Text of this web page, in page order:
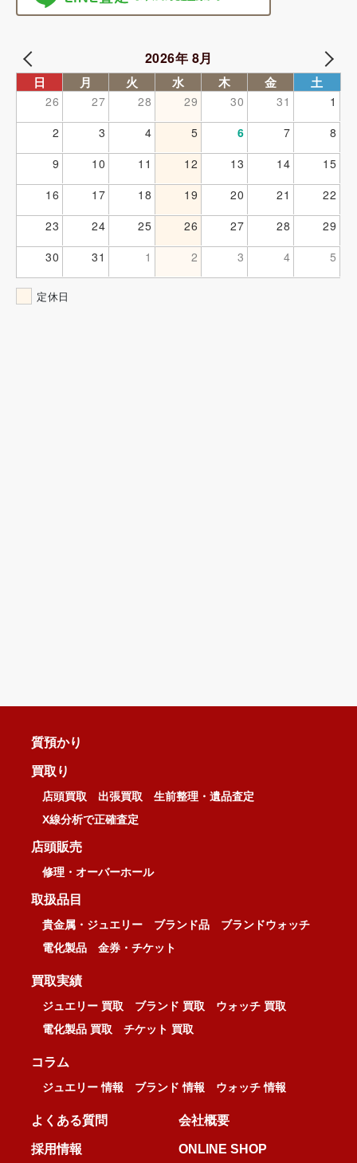
2026年 8月
日 月 火 水 木 金 土
26 27 28 29 30 31
1
2
3 4 5 6 7
8
9
10 11 12 13 14
15
16
17 18 19 20 21
22
23
24 25 26 27 28
29
30
31 1 2 3 4 5
定休日
質預かり
買取り
店頭買取 出張買取
生前整理・遺品査定
X線分析で正確査定
店頭販売
修理・オーバーホール
取扱品目
貴金属・ジュエリー ブランド品
ブランドウォッチ
電化製品
金券・チケット
買取実績
ジュエリー 買取 ブランド 買取
ウォッチ 買取
電化製品 買取
チケット 買取
コラム
ジュエリー 情報 ブランド 情報 ウォッチ 情報
よくある質問 会社概要
採用情報 ONLINE SHOP